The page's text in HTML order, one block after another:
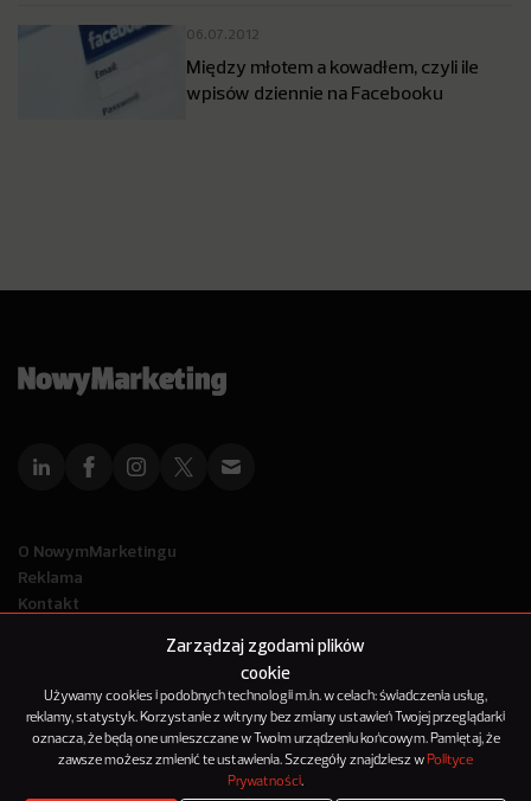
Zarządzaj zgodami plików
cookie
Używamy cookies i podobnych technologii m.in. w celach: świadczenia usług,
reklamy, statystyk. Korzystanie z witryny bez zmiany ustawień Twojej przeglądarki
oznacza, że będą one umieszczane w Twoim urządzeniu końcowym. Pamiętaj, że
zawsze możesz zmienić te ustawienia. Szczegóły znajdziesz w Polityce
Prywatności.
06.07.2012
Między młotem a kowadłem, czyli ile
wpisów dziennie na Facebooku
O NowymMarketingu
Reklama
Kontakt
© 2012-2025
NowyMarketing jest marką 143Media Sp. z o.o.